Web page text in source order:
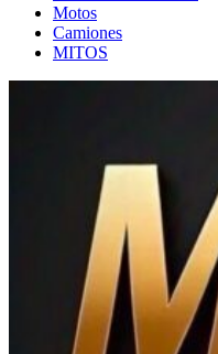
Motos
Camiones
MITOS